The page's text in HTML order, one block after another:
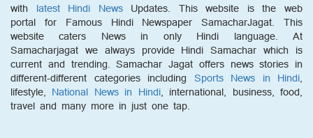
with latest Hindi NewsUpdates. This website is the web
portal for Famous Hindi Newspaper SamacharJagat. This
website caters News in only Hindi language. At
Samacharjagat we always provide Hindi Samachar which is
current and trending. Samachar Jagat offers news stories in
different-different categories including Sports News in Hindi,
lifestyle, National News in Hindi, international, business, food,
travel and many more in just one tap.